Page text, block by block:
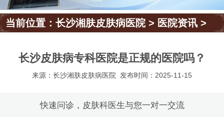
当前位置：长沙湘肤皮肤病医院> 医院资讯 >
长沙皮肤病专科医院是正规的医院吗？
来源：长沙湘肤皮肤病医院 发布时间：2025-11-15
快速问诊，皮肤科医生与您一对一交流